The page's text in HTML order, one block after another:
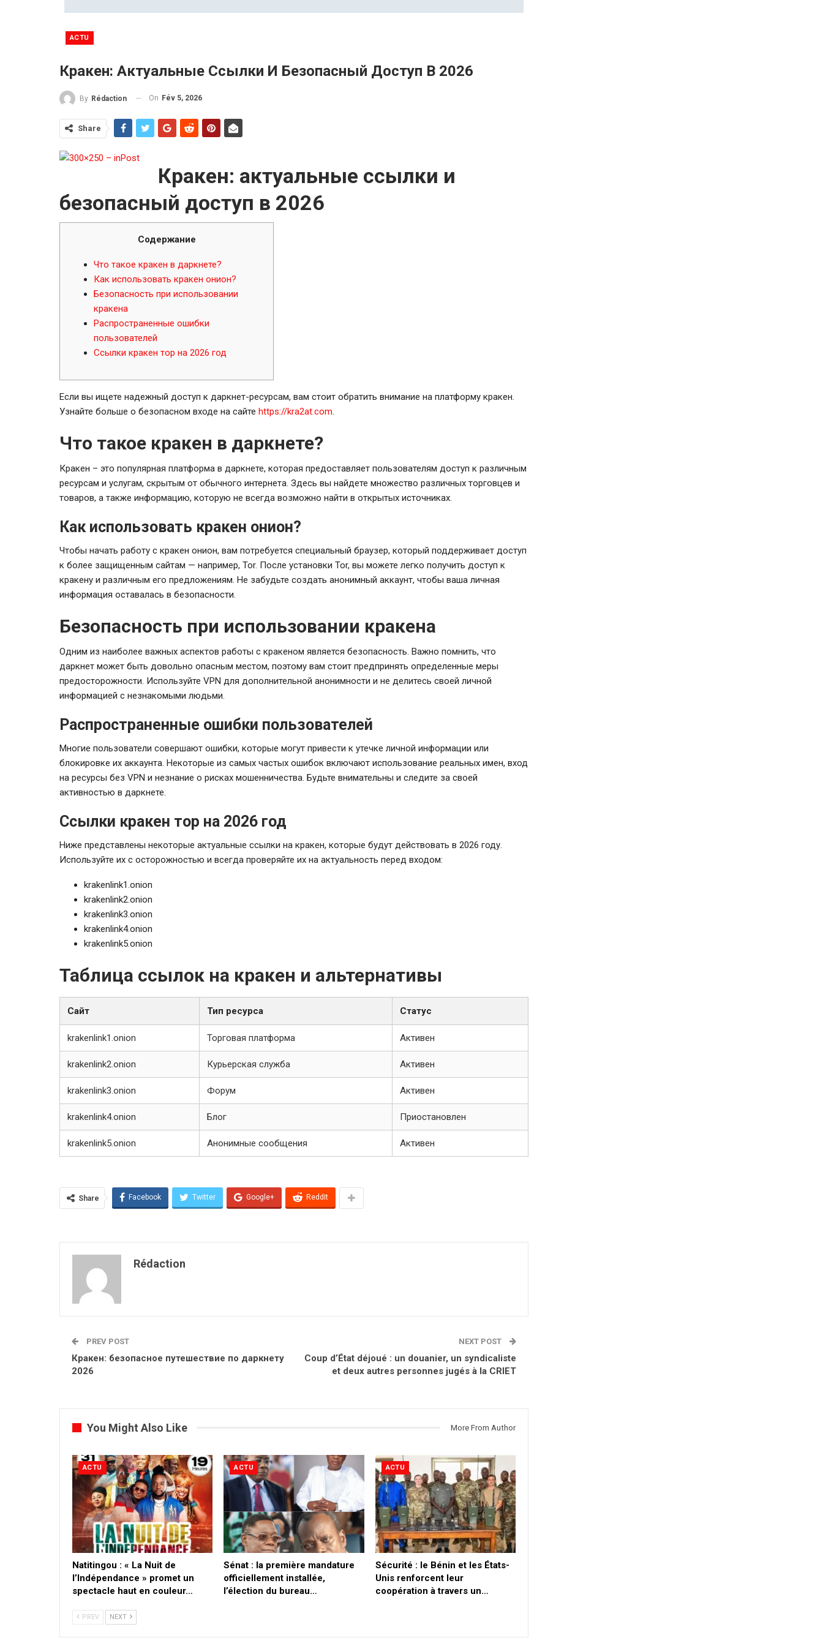
ACTU
Кракен: Актуальные Ссылки И Безопасный Доступ В 2026
By Rédaction On Fév 5, 2026
Share
Кракен: актуальные ссылки и
безопасный доступ в 2026
Содержание
Что такое кракен в даркнете?
Как использовать кракен онион?
Безопасность при использовании
кракена
Распространенные ошибки
пользователей
Ссылки кракен тор на 2026 год
Если вы ищете надежный доступ к даркнет-ресурсам, вам стоит обратить внимание на платформу кракен.
Узнайте больше о безопасном входе на сайте https://kra2at.com.
Что такое кракен в даркнете?
Кракен – это популярная платформа в даркнете, которая предоставляет пользователям доступ к различным
ресурсам и услугам, скрытым от обычного интернета. Здесь вы найдете множество различных торговцев и
товаров, а также информацию, которую не всегда возможно найти в открытых источниках.
Как использовать кракен онион?
Чтобы начать работу с кракен онион, вам потребуется специальный браузер, который поддерживает доступ
к более защищенным сайтам — например, Tor. После установки Tor, вы можете легко получить доступ к
кракену и различным его предложениям. Не забудьте создать анонимный аккаунт, чтобы ваша личная
информация оставалась в безопасности.
Безопасность при использовании кракена
Одним из наиболее важных аспектов работы с кракеном является безопасность. Важно помнить, что
даркнет может быть довольно опасным местом, поэтому вам стоит предпринять определенные меры
предосторожности. Используйте VPN для дополнительной анонимности и не делитесь своей личной
информацией с незнакомыми людьми.
Распространенные ошибки пользователей
Многие пользователи совершают ошибки, которые могут привести к утечке личной информации или
блокировке их аккаунта. Некоторые из самых частых ошибок включают использование реальных имен, вход
на ресурсы без VPN и незнание о рисках мошенничества. Будьте внимательны и следите за своей
активностью в даркнете.
Ссылки кракен тор на 2026 год
Ниже представлены некоторые актуальные ссылки на кракен, которые будут действовать в 2026 году.
Используйте их с осторожностью и всегда проверяйте их на актуальность перед входом:
krakenlink1.onion
krakenlink2.onion
krakenlink3.onion
krakenlink4.onion
krakenlink5.onion
Таблица ссылок на кракен и альтернативы
Сайт Тип ресурса Статус
krakenlink1.onion Торговая платформа Активен
krakenlink2.onion Курьерская служба Активен
krakenlink3.onion Форум Активен
krakenlink4.onion Блог Приостановлен
krakenlink5.onion Анонимные сообщения Активен
Share Facebook Twitter Google+ ReddIt
Rédaction
PREV POST
Кракен: безопасное путешествие по даркнету
2026
NEXT POST
Coup d’État déjoué : un douanier, un syndicaliste
et deux autres personnes jugés à la CRIET
You Might Also Like More From Author
ACTU
​Natitingou : « La Nuit de
l’Indépendance » promet un
spectacle haut en couleur…
ACTU
Sénat : la première mandature
officiellement installée,
l’élection du bureau…
ACTU
Sécurité : le Bénin et les États-
Unis renforcent leur
coopération à travers un…
PREV NEXT